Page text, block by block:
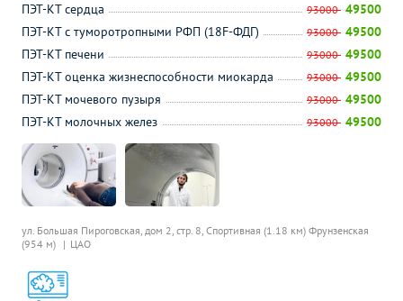
ул. Большая Пироговская, дом 2, стр. 8, Спортивная (1.18 км) Фрунзенская
(954 м)
ЦАО
ПЭТ-КТ сердца
93000 49500
ПЭТ-КТ с туморотропными РФП (18F-ФДГ)
93000 49500
ПЭТ-КТ печени
93000 49500
ПЭТ-КТ оценка жизнеспособности миокарда
93000 49500
ПЭТ-КТ мочевого пузыря
93000 49500
ПЭТ-КТ молочных желез
93000 49500